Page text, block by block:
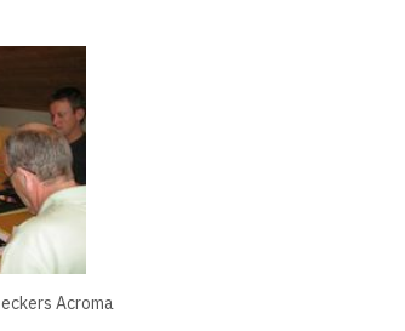
Acroma